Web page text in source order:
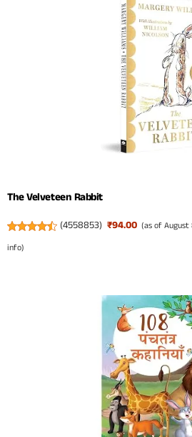
The Velveteen Rabbit
(4558853) ₹94.00 (as of August
info)